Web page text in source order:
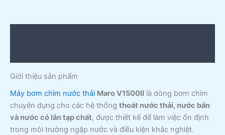
Giới thiệu sản phẩm
Máy bơm chìm nước thải Maro V1500II là dòng bơm chìm
chuyên dụng cho các hệ thống thoát nước thải, nước bẩn
và nước có lẫn tạp chất, được thiết kế để làm việc ổn định
trong môi trường ngập nước và điều kiện khắc nghiệt.